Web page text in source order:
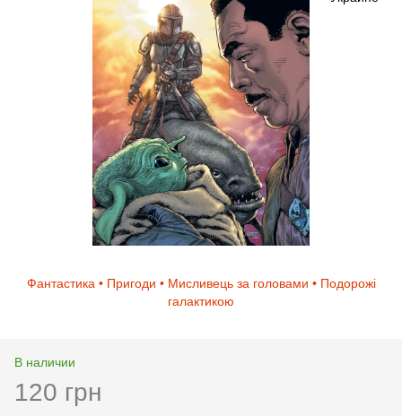
Фантастика • Пригоди • Мисливець за головами • Подорожі
галактикою
В наличии
120 грн